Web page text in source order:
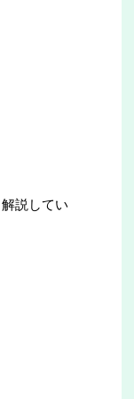
説してい